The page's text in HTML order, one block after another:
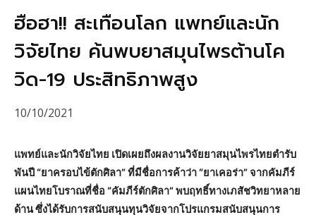
ฮือฮา!! สะเทือนโลก แพทย์และนัก
วิจัยไทย ค้นพบยาสมุนไพรต้านโค
วิด-19 ประสิทธิภาพสูง
10/10/2021
แพทย์และนักวิจัยไทย เปิดเผยถึงผลงานวิจัยยาสมุนไพรไทยตำรับ
พันปี “ยาครอบไข้ตักศิลา” ที่มีชื่อการค้าว่า “ยาเคอร่า” จากคัมภีร์
แผนไทยโบราณที่ชื่อ “คัมภีร์ตักศิลา” พบฤทธิ์ทางเภสัชวิทยาหลาย
ด้าน ซึ่งได้รับการสนับสนุนทุนวิจัยจากโปรแกรมสนับสนุนการ